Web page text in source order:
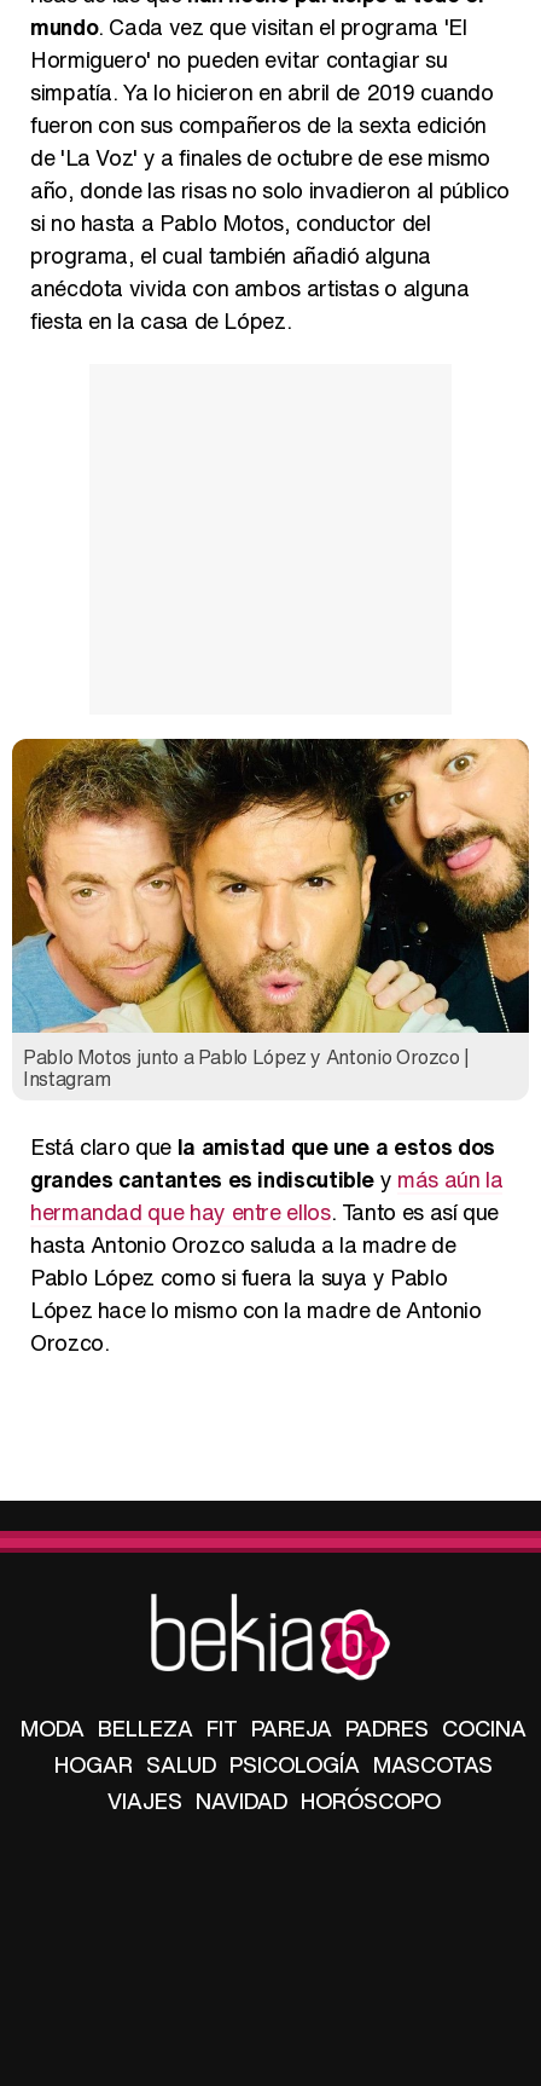
mundo. Cada vez que visitan el programa 'El
Hormiguero' no pueden evitar contagiar su
simpatía. Ya lo hicieron en abril de 2019 cuando
fueron con sus compañeros de la sexta edición
de 'La Voz' y a finales de octubre de ese mismo
año, donde las risas no solo invadieron al público
si no hasta a Pablo Motos, conductor del
programa, el cual también añadió alguna
anécdota vivida con ambos artistas o alguna
fiesta en la casa de López.
Pablo Motos junto a Pablo López y Antonio Orozco |
Instagram
Está claro que la amistad que une a estos dos
grandes cantantes es indiscutibley más aún la
hermandad que hay entre ellos. Tanto es así que
hasta Antonio Orozco saluda a la madre de
Pablo López como si fuera la suya y Pablo
López hace lo mismo con la madre de Antonio
Orozco.
MODA BELLEZA FIT PAREJA PADRES COCINA
HOGAR SALUD PSICOLOGÍA MASCOTAS
VIAJES NAVIDAD HORÓSCOPO